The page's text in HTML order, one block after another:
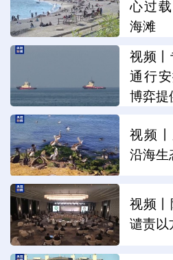
心过
海滩
视频丨
通行
博弈提
视频
沿海生
视频丨
谴责以